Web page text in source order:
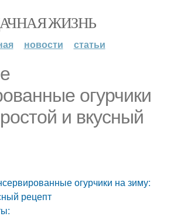
ЖИЗНЬ
новости статьи
огурчики
и вкусный
огурчики на зиму:
рецепт